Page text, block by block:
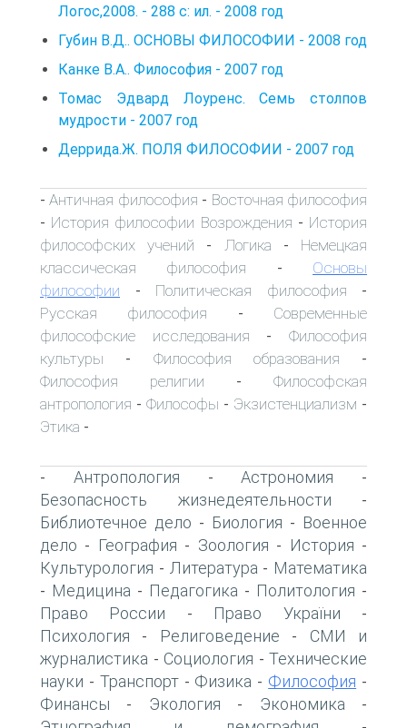
Логос,2008. - 288 с: ил. - 2008 год
Губин В.Д.. ОСНОВЫ ФИЛОСОФИИ - 2008 год
Канке В.А.. Философия - 2007 год
Томас Эдвард Лоуренс. Семь столпов
мудрости - 2007 год
Деррида.Ж. ПОЛЯ ФИЛОСОФИИ - 2007 год
-Античная философия - Восточная философия
- История философии Возрождения - История
философских учений - Логика - Немецкая
классическая философия - Основы
философии - Политическая философия -
Русская философия - Современные
философские исследования -Философия
культуры - Философия образования -
Философия религии - Философская
антропология - Философы - Экзистенциализм -
Этика -
- Антропология -Астрономия -
Безопасность жизнедеятельности -
Библиотечное дело - Биология - Военное
дело - География - Зоология - История -
Культурология - Литература - Математика
- Медицина - Педагогика - Политология -
Право России - Право України -
Психология - Религоведение - СМИ и
журналистика - Социология - Технические
науки - Транспорт- Физика - Философия -
Финансы - Экология - Экономика -